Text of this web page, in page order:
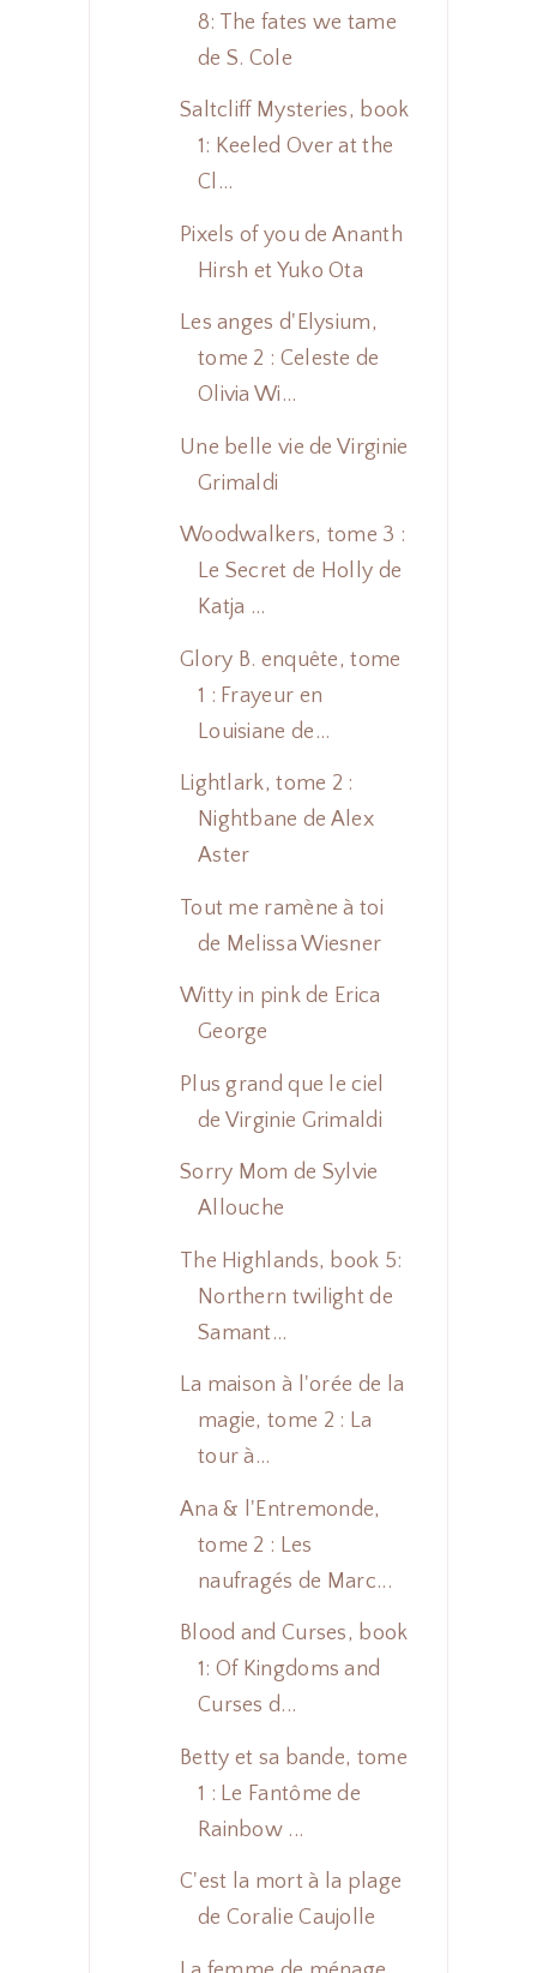
8: The fates we tame
de S. Cole
Saltcliff Mysteries, book
1: Keeled Over at the
Cl...
Pixels of you de Ananth
Hirsh et Yuko Ota
Les anges d'Elysium,
tome 2 : Celeste de
Olivia Wi...
Une belle vie de Virginie
Grimaldi
Woodwalkers, tome 3 :
Le Secret de Holly de
Katja ...
Glory B. enquête, tome
1 : Frayeur en
Louisiane de...
Lightlark, tome 2 :
Nightbane de Alex
Aster
Tout me ramène à toi
de Melissa Wiesner
Witty in pink de Erica
George
Plus grand que le ciel
de Virginie Grimaldi
Sorry Mom de Sylvie
Allouche
The Highlands, book 5:
Northern twilight de
Samant...
La maison à l'orée de la
magie, tome 2 : La
tour à...
Ana & l'Entremonde,
tome 2 : Les
naufragés de Marc...
Blood and Curses, book
1: Of Kingdoms and
Curses d...
Betty et sa bande, tome
1 : Le Fantôme de
Rainbow ...
C'est la mort à la plage
de Coralie Caujolle